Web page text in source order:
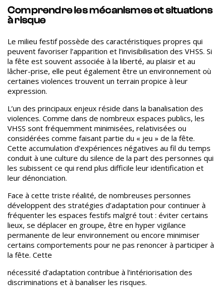
Comprendre les mécanismes et situations
à risque
Le milieu festif possède des caractéristiques propres qui
peuvent favoriser l’apparition et l’invisibilisation des VHSS. Si
la fête est souvent associée à la liberté, au plaisir et au
lâcher-prise, elle peut également être un environnement où
certaines violences trouvent un terrain propice à leur
expression.
L’un des principaux enjeux réside dans la banalisation des
violences. Comme dans de nombreux espaces publics, les
VHSS sont fréquemment minimisées, relativisées ou
considérées comme faisant partie du « jeu » de la fête.
Cette accumulation d’expériences négatives au fil du temps
conduit à une culture du silence de la part des personnes qui
les subissent ce qui rend plus difficile leur identification et
leur dénonciation.
Face à cette triste réalité, de nombreuses personnes
développent des stratégies d’adaptation pour continuer à
fréquenter les espaces festifs malgré tout : éviter certains
lieux, se déplacer en groupe, être en hyper vigilance
permanente de leur environnement ou encore minimiser
certains comportements pour ne pas renoncer à participer à
la fête. Cette
nécessité d’adaptation contribue à l’intériorisation des
discriminations et à banaliser les risques.